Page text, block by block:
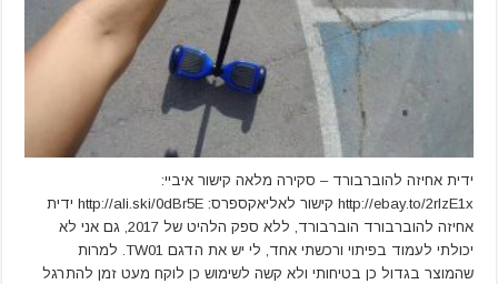
ידית אחיזה להוברבורד – סקירה מלאה קישור איביי:
http://ebay.to/2rlzE1x קישור לאליאקספרס: http://ali.ski/0dBr5E ידית
אחיזה להוברבורד הוברבורד, ללא ספק הלהיט של 2017, גם אני לא
יכולתי לעמוד בפיתוי ורכשתי אחד, לי יש את הדגם TW01. למרות
שהמוצר בגדול כן בטיחותי ולא קשה לשימוש כן לוקח מעט זמן להתרגל